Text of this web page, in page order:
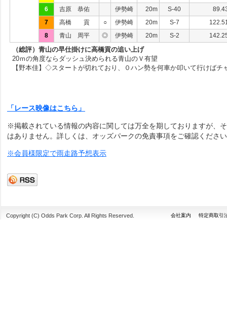
6
吉原 恭佑 伊勢崎 20m S-40
7
高橋 貢 ○ 伊勢崎 20m S-7
8
青山 周平 ◎ 伊勢崎 20m S-2
（総評）青山の早仕掛けに高橋貢の追い上げ
20ｍの角度ならダッシュ決められる青山のＶ有望
【野本佳】◇スタートが切れており、０ハン勢を何車か叩いて行けばチ
「レース映像はこちら」
※掲載されている情報の内容に関しては万全を期しておりますが、
はありません。詳しくは、オッズパークの免責事項をご確認くださ
※会員様限定で雨走路予想表示
Copyright (C) Odds Park Corp. All Rights Reserved. 会社案内 特定商取引